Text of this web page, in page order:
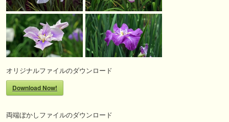
オリジナルファイルのダウンロード
Download Now!
両端ぼかしファイルのダウンロード